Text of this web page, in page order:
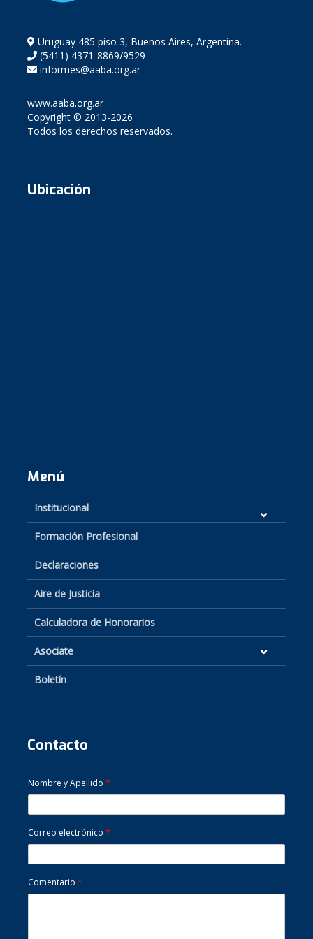
Uruguay 485 piso 3, Buenos Aires, Argentina.
(5411) 4371-8869/9529
informes@aaba.org.ar
www.aaba.org.ar
Copyright © 2013-2026
Todos los derechos reservados.
Ubicación
Menú
Institucional
Formación Profesional
Declaraciones
Aire de Justicia
Calculadora de Honorarios
Asociate
Boletín
Contacto
Nombre y Apellido *
Correo electrónico *
Comentario *